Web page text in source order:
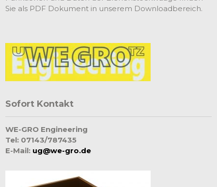
Sie als PDF Dokument in unserem Downloadbereich.
Sofort Kontakt
WE-GRO Engineering
Tel: 07143/787435
E-Mail: ug@we-gro.de